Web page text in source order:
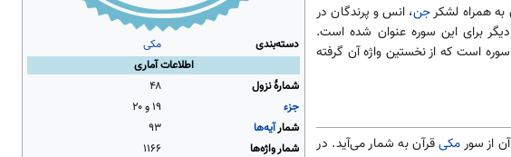
دسته‌بندی
مکی
اطلاعات آماری
شمارهٔ نزول
۴۸
جزء
۱۹ و ۲۰
شمارآیه‌ها
۹۳
شمار واژه‌ها
۱۱۶۶
به همراه لشکرجن، انس و پرندگان در
برای این سوره عنوان شده است.
است که از نخستین واژه آن گرفته
از سورمکیقرآن به شمار می‌آید. در